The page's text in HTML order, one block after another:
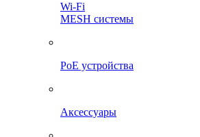
Wi-Fi
MESH системы
PoE устройства
Аксессуары